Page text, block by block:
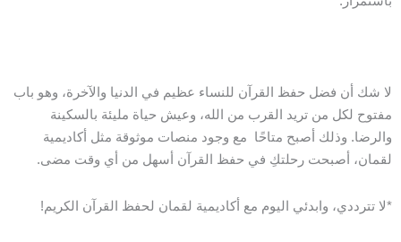
لا شك أن فضل حفظ القرآن للنساء عظيم في الدنيا والآخرة، وهو باب
مفتوح لكل من تريد القرب من الله، وعيش حياة مليئة بالسكينة
والرضا. وذلك أصبح متاحًا مع وجود منصات موثوقة مثل أكاديمية
لقمان، أصبحت رحلتكِ في حفظ القرآن أسهل من أي وقت مضى.
*لا تترددي، وابدئي اليوم مع أكاديمية لقمان لحفظ القرآن الكريم!